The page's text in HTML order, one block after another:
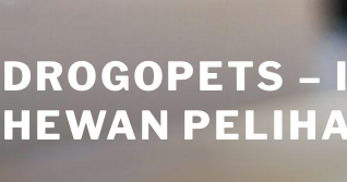
DROGOPETS
HEWAN